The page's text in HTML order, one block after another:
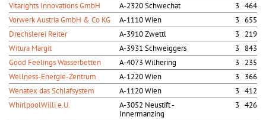
Vitarights Innovations GmbH
A-2320 Schwechat
3 464
Vorwerk Austria GmbH & Co KG
A-1110 Wien
3 655
Drechslerei Reiter
A-3910 Zwettl
3 219
Witura Margit
A-3931 Schweiggers
3 843
Good Feelings Wasserbetten
A-4073 Wilhering
3 235
Wellness-Energie-Zentrum
A-1220 Wien
3 366
Wenatex das Schlafsystem
A-1120 Wien
3 412
WhirlpoolWilli e.U.
A-3052 Neustift -
Innermanzing
3 426